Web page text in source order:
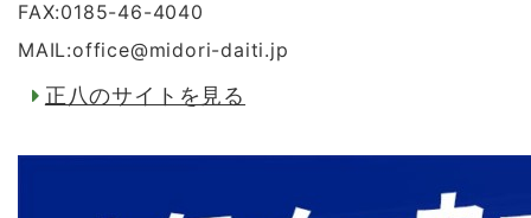
FAX:0185-46-4040
MAIL:office@midori-daiti.jp
正八のサイトを見る